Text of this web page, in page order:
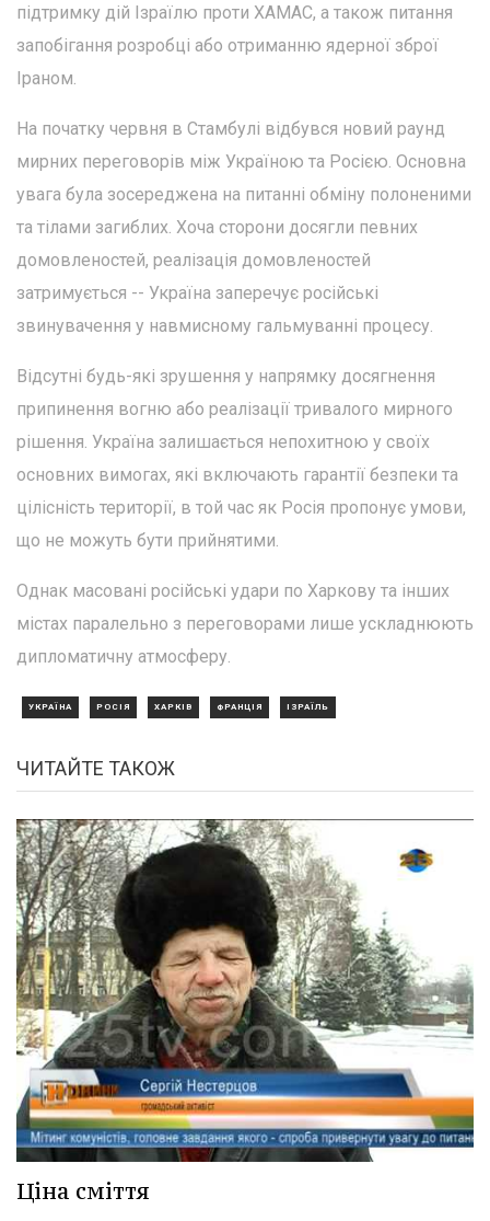
підтримку дій Ізраїлю проти ХАМАС, а також питання
запобігання розробці або отриманню ядерної зброї
Іраном.
На початку червня в Стамбулі відбувся новий раунд
мирних переговорів між Україною та Росією. Основна
увага була зосереджена на питанні обміну полоненими
та тілами загиблих. Хоча сторони досягли певних
домовленостей, реалізація домовленостей
затримується -- Україна заперечує російські
звинувачення у навмисному гальмуванні процесу.
Відсутні будь-які зрушення у напрямку досягнення
припинення вогню або реалізації тривалого мирного
рішення. Україна залишається непохитною у своїх
основних вимогах, які включають гарантії безпеки та
цілісність території, в той час як Росія пропонує умови,
що не можуть бути прийнятими.
Однак масовані російські удари по Харкову та інших
містах паралельно з переговорами лише ускладнюють
дипломатичну атмосферу.
УКРАЇНА РОСІЯ ХАРКІВ ФРАНЦІЯ ІЗРАЇЛЬ
ЧИТАЙТЕ ТАКОЖ
Ціна сміття